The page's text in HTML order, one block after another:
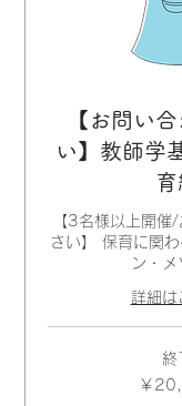
【お問い
い】教師学
育
【3名様以上開催
さい】 保育に関
ン・メ
詳細は
終
￥